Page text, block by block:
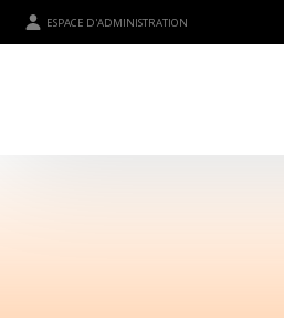
ESPACE D'ADMINISTRATION